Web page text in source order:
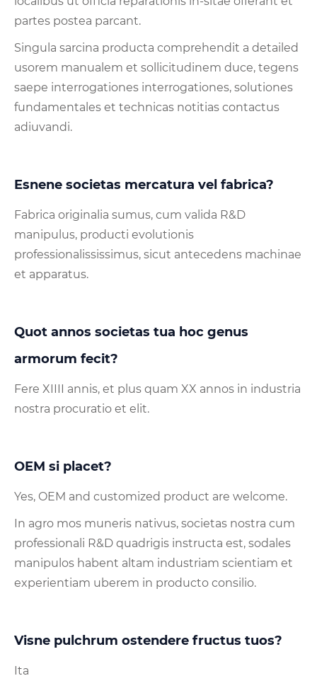
partes postea parcant.
Singula sarcina producta comprehendit a detailed
usorem manualem et sollicitudinem duce, tegens
saepe interrogationes interrogationes, solutiones
fundamentales et technicas notitias contactus
adiuvandi.
Esnene societas mercatura vel fabrica?
Fabrica originalia sumus, cum valida R&D
manipulus, producti evolutionis
professionalississimus, sicut antecedens machinae
et apparatus.
Quot annos societas tua hoc genus
armorum fecit?
Fere XIIII annis, et plus quam XX annos in industria
nostra procuratio et elit.
OEM si placet?
Yes, OEM and customized product are welcome.
In agro mos muneris nativus, societas nostra cum
professionali R&D quadrigis instructa est, sodales
manipulos habent altam industriam scientiam et
experientiam uberem in producto consilio.
Visne pulchrum ostendere fructus tuos?
Ita